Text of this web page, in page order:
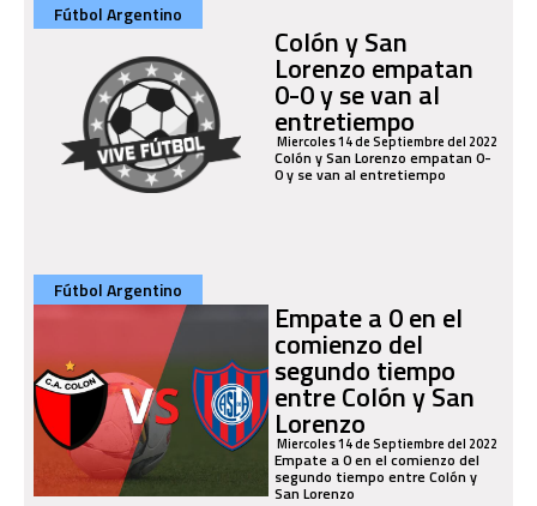
Fútbol Argentino
Colón y San
Lorenzo empatan
0-0 y se van al
entretiempo
Miercoles 14 de Septiembre del 2022
Colón y San Lorenzo empatan 0-
0 y se van al entretiempo
Fútbol Argentino
Empate a 0 en el
comienzo del
segundo tiempo
entre Colón y San
Lorenzo
Miercoles 14 de Septiembre del 2022
Empate a 0 en el comienzo del
segundo tiempo entre Colón y
San Lorenzo